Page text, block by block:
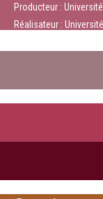
Producteur :
Réalisateur :